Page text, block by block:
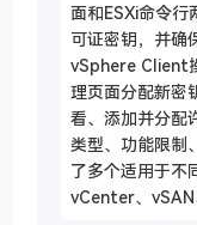
面和ESXi命令行
可证密钥，并确
vSphere Client
理页面分配新密
看、添加并分配
类型、功能限制
了多个适用于不
vCenter、vSAN